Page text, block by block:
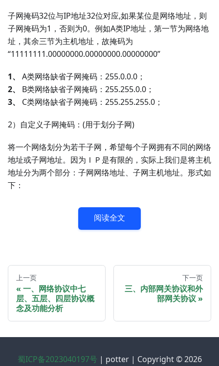
子网掩码32位与IP地址32位对应,如果某位是网络地址，则
子网掩码为1，否则为0。例如A类IP地址，第一节为网络地
址，其余三节为主机地址，故掩码为
“11111111.00000000.00000000.00000000”
1、
A类网络缺省子网掩码：255.0.0.0；
2、
B类网络缺省子网掩码：255.255.0.0；
3、
C类网络缺省子网掩码：255.255.255.0；
2）自定义子网掩码：(用于划分子网)
将一个网络划分为若干子网，希望每个子网拥有不同的网络
地址或子网地址。因为ＩＰ是有限的，实际上我们是将主机
地址分为两个部分：子网网络地址、子网主机地址。形式如
下：
阅读全文
上一页
一、网络协议中七
层、五层、四层协议概
念及功能分析
下一页
三、内部网关协议和外
部网关协议
蜀ICP备2023040197号 | potter | Copyright © 2026